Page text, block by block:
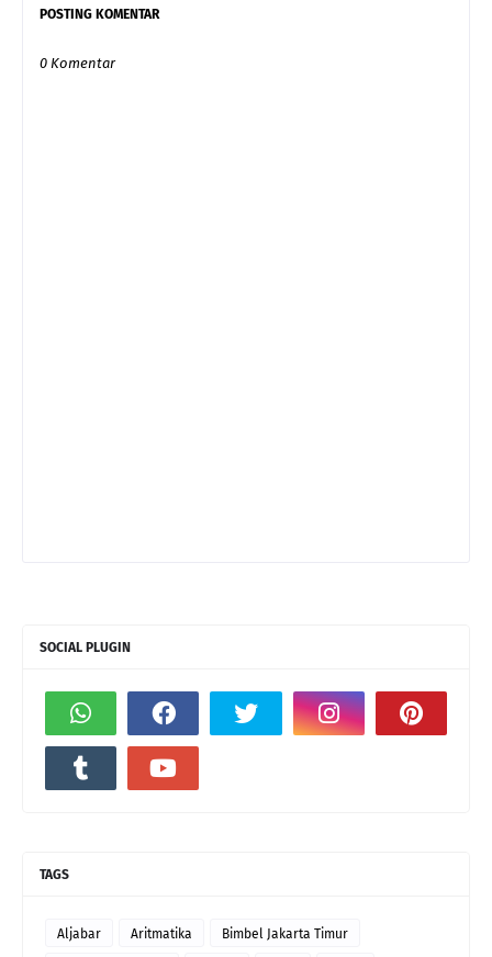
POSTING KOMENTAR
0 Komentar
SOCIAL PLUGIN
TAGS
Aljabar Aritmatika Bimbel Jakarta Timur